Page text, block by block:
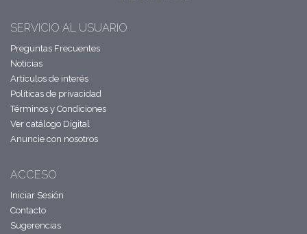
SERVICIO AL USUARIO
Preguntas Frecuentes
Noticias
Artículos de interés
Políticas de privacidad
Términos y Condiciones
Ver catálogo Digital
Anuncie con nosotros
ACCESO
Iniciar Sesión
Contacto
Sugerencias